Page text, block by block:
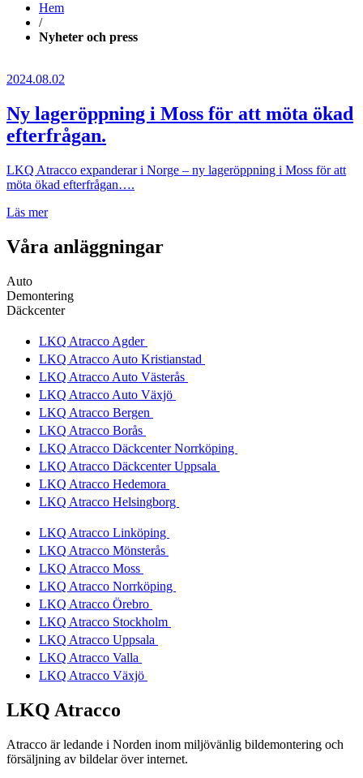
Hem
/
Nyheter och press
2024.08.02
Ny lageröppning i Moss för att möta ökad
efterfrågan.
LKQ Atracco expanderar i Norge – ny lageröppning i Moss för att
möta ökad efterfrågan….
Läs mer
Våra anläggningar
Auto
Demontering
Däckcenter
LKQ Atracco Agder
LKQ Atracco Auto Kristianstad
LKQ Atracco Auto Västerås
LKQ Atracco Auto Växjö
LKQ Atracco Bergen
LKQ Atracco Borås
LKQ Atracco Däckcenter Norrköping
LKQ Atracco Däckcenter Uppsala
LKQ Atracco Hedemora
LKQ Atracco Helsingborg
LKQ Atracco Linköping
LKQ Atracco Mönsterås
LKQ Atracco Moss
LKQ Atracco Norrköping
LKQ Atracco Örebro
LKQ Atracco Stockholm
LKQ Atracco Uppsala
LKQ Atracco Valla
LKQ Atracco Växjö
LKQ Atracco
Atracco är ledande i Norden inom miljövänlig bildemontering och
försäljning av bildelar över internet.